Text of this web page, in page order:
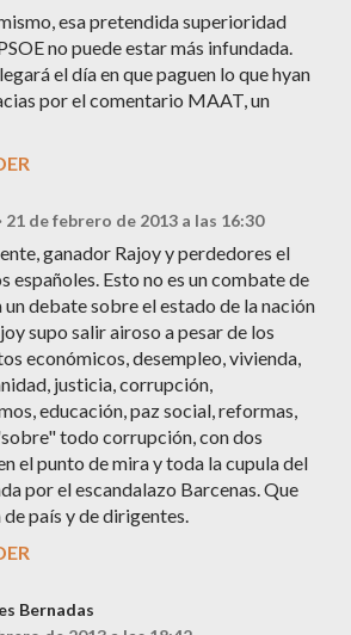
esa pretendida superioridad
no puede estar más infundada.
el día en que paguen lo que hyan
por el comentario MAAT, un
21 de febrero de 2013 a las 16:30
ganador Rajoy y perdedores el
españoles. Esto no es un combate de
un debate sobre el estado de la nación
supo salir airoso a pesar de los
económicos, desempleo, vivienda,
justicia, corrupción,
educación, paz social, reformas,
todo corrupción, con dos
el punto de mira y toda la cupula del
por el escandalazo Barcenas. Que
país y de dirigentes.
Bernadas